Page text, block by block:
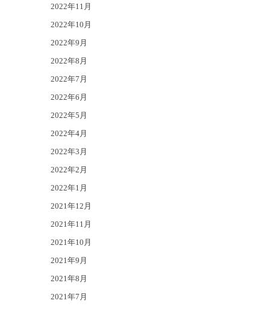
2022年11月
2022年10月
2022年9月
2022年8月
2022年7月
2022年6月
2022年5月
2022年4月
2022年3月
2022年2月
2022年1月
2021年12月
2021年11月
2021年10月
2021年9月
2021年8月
2021年7月